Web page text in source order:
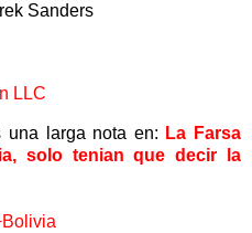
Sanders
LLC
una larga nota en: La Farsa
solo tenian que decir la